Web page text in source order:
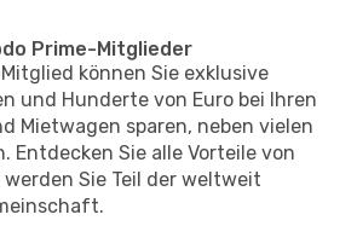
Prime-Mitglieder
können Sie exklusive
und Hunderte von Euro bei Ihren
Mietwagen sparen, neben vielen
Entdecken Sie alle Vorteile von
werden Sie Teil der weltweit